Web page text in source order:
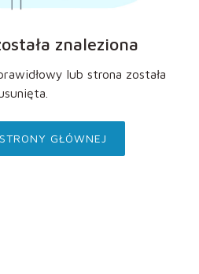
znaleziona
lub strona została
GŁÓWNEJ